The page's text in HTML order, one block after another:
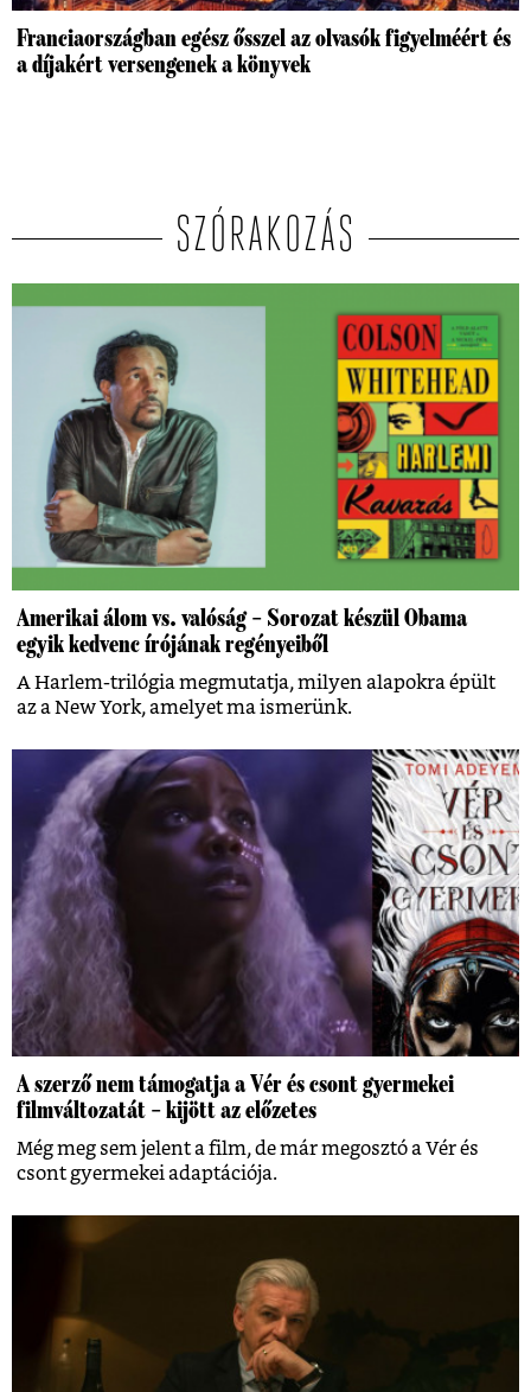
Franciaországban egész ősszel az olvasók figyelméért és
a díjakért versengenek a könyvek
SZÓRAKOZÁS
Amerikai álom vs. valóság – Sorozat készül Obama
egyik kedvenc írójának regényeiből
A Harlem-trilógia megmutatja, milyen alapokra épült
az a New York, amelyet ma ismerünk.
A szerző nem támogatja a Vér és csont gyermekei
filmváltozatát – kijött az előzetes
Még meg sem jelent a film, de már megosztó a Vér és
csont gyermekei adaptációja.